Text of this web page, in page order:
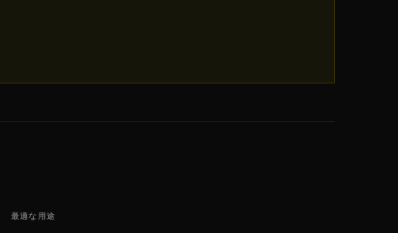
最適な用途